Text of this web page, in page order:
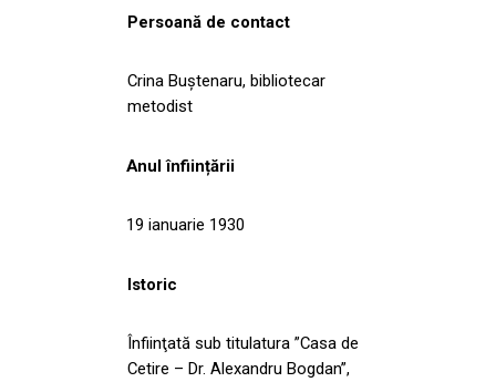
Persoană de contact
Crina Buștenaru, bibliotecar
metodist
Anul înființării
19 ianuarie 1930
Istoric
Înfiinţată sub titulatura ”Casa de
Cetire – Dr. Alexandru Bogdan”,